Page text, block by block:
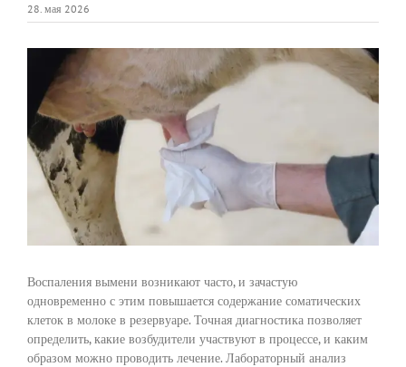
28. мая 2026
Larger
Image
Воспаления вымени возникают часто, и зачастую
одновременно с этим повышается содержание соматических
клеток в молоке в резервуаре. Точная диагностика позволяет
определить, какие возбудители участвуют в процессе, и каким
образом можно проводить лечение. Лабораторный анализ